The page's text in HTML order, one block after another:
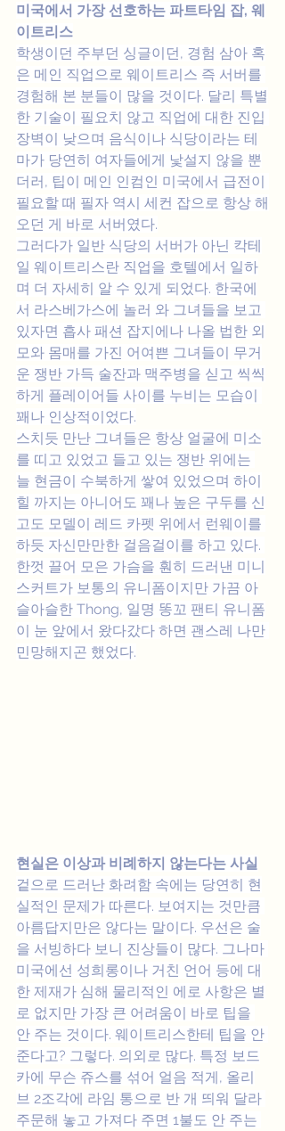
미국에서 가장 선호하는 파트타임 잡, 웨
이트리스
학생이던 주부던 싱글이던, 경험 삼아 혹
은 메인 직업으로 웨이트리스 즉 서버를
경험해 본 분들이 많을 것이다. 달리 특별
한 기술이 필요치 않고 직업에 대한 진입
장벽이 낮으며 음식이나 식당이라는 테
마가 당연히 여자들에게 낯설지 않을 뿐
더러, 팁이 메인 인컴인 미국에서 급전이
필요할 때 필자 역시 세컨 잡으로 항상 해
오던 게 바로 서버였다.
그러다가 일반 식당의 서버가 아닌 칵테
일 웨이트리스란 직업을 호텔에서 일하
며 더 자세히 알 수 있게 되었다. 한국에
서 라스베가스에 놀러 와 그녀들을 보고
있자면 흡사 패션 잡지에나 나올 법한 외
모와 몸매를 가진 어여쁜 그녀들이 무거
운 쟁반 가득 술잔과 맥주병을 싣고 씩씩
하게 플레이어들 사이를 누비는 모습이
꽤나 인상적이었다.
스치듯 만난 그녀들은 항상 얼굴에 미소
를 띠고 있었고 들고 있는 쟁반 위에는
늘 현금이 수북하게 쌓여 있었으며 하이
힐 까지는 아니어도 꽤나 높은 구두를 신
고도 모델이 레드 카펫 위에서 런웨이를
하듯 자신만만한 걸음걸이를 하고 있다.
한껏 끌어 모은 가슴을 훤히 드러낸 미니
스커트가 보통의 유니폼이지만 가끔 아
슬아슬한 Thong, 일명 똥꼬 팬티 유니폼
이 눈 앞에서 왔다갔다 하면 괜스레 나만
민망해지곤 했었다.
현실은 이상과 비례하지 않는다는 사실
겉으로 드러난 화려함 속에는 당연히 현
실적인 문제가 따른다. 보여지는 것만큼
아름답지만은 않다는 말이다. 우선은 술
을 서빙하다 보니 진상들이 많다. 그나마
미국에선 성희롱이나 거친 언어 등에 대
한 제재가 심해 물리적인 에로 사항은 별
로 없지만 가장 큰 어려움이 바로 팁을
안 주는 것이다. 웨이트리스한테 팁을 안
준다고? 그렇다. 의외로 많다. 특정 보드
카에 무슨 쥬스를 섞어 얼음 적게, 올리
브 2조각에 라임 통으로 반 개 띄워 달라
주문해 놓고 가져다 주면 1불도 안 주는